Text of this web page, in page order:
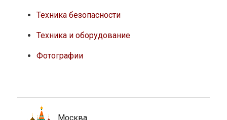
Техника безопасности
Техника и оборудование
Фотографии
Москва